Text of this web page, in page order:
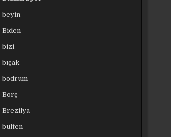
beyin
Biden
bizi
bıçak
bodrum
Borç
Brezilya
bülten